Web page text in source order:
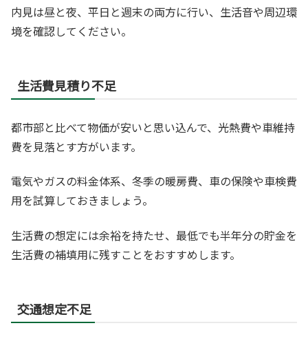
内見は昼と夜、平日と週末の両方に行い、生活音や周辺環
境を確認してください。
生活費見積り不足
都市部と比べて物価が安いと思い込んで、光熱費や車維持
費を見落とす方がいます。
電気やガスの料金体系、冬季の暖房費、車の保険や車検費
用を試算しておきましょう。
生活費の想定には余裕を持たせ、最低でも半年分の貯金を
生活費の補填用に残すことをおすすめします。
交通想定不足